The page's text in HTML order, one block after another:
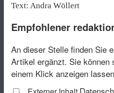
Text: Andra Wöllert
Empfohlener
An dieser Stelle finden Sie
Artikel ergänzt. Sie können
einem Klick anzeigen